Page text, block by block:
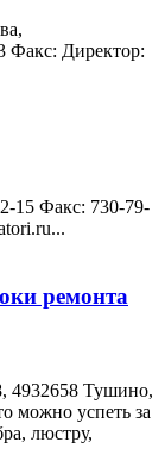
Факс: Директор:
15 Факс: 730-79-
ремонта
Тушино,
можно успеть за
люстру,